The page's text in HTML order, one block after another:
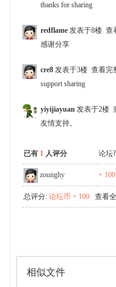
thanks for sharing
redflame 发表于8楼 查
感谢分享
cre8 发表于3楼 查看完
support sharing
yiyijiayuan 发表于2楼
友情支持。
已有 1 人评分 论坛
zounghy + 100
总评分: 论坛币 + 100 查看
相似文件